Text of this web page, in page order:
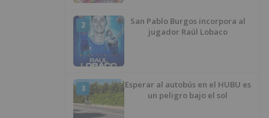
2
San Pablo Burgos incorpora al
jugador Raúl Lobaco
3
Esperar al autobús en el HUBU es
un peligro bajo el sol